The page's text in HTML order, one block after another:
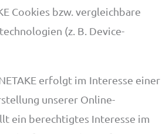
Cookies bzw. vergleichbare
(z. B. Device-
erfolgt im Interesse einer
unserer Online-
ein berechtigtes Interesse im